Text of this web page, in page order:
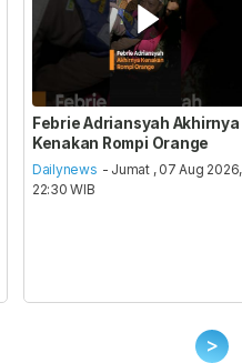
Febrie Adriansyah Akhirnya
Kenakan Rompi Orange
Dailynews - Jumat , 07 Aug 2026,
22:30 WIB
>